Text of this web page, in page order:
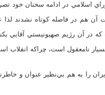
اسلامي در ادامه سخنان خود
آن هم در فاصله كوتاه نشدند
كه در آن رژيم صهيونيستي آقايي
نامعقول است، چرا‌كه انقلاب
را به هم بي‌نظير عنوان و